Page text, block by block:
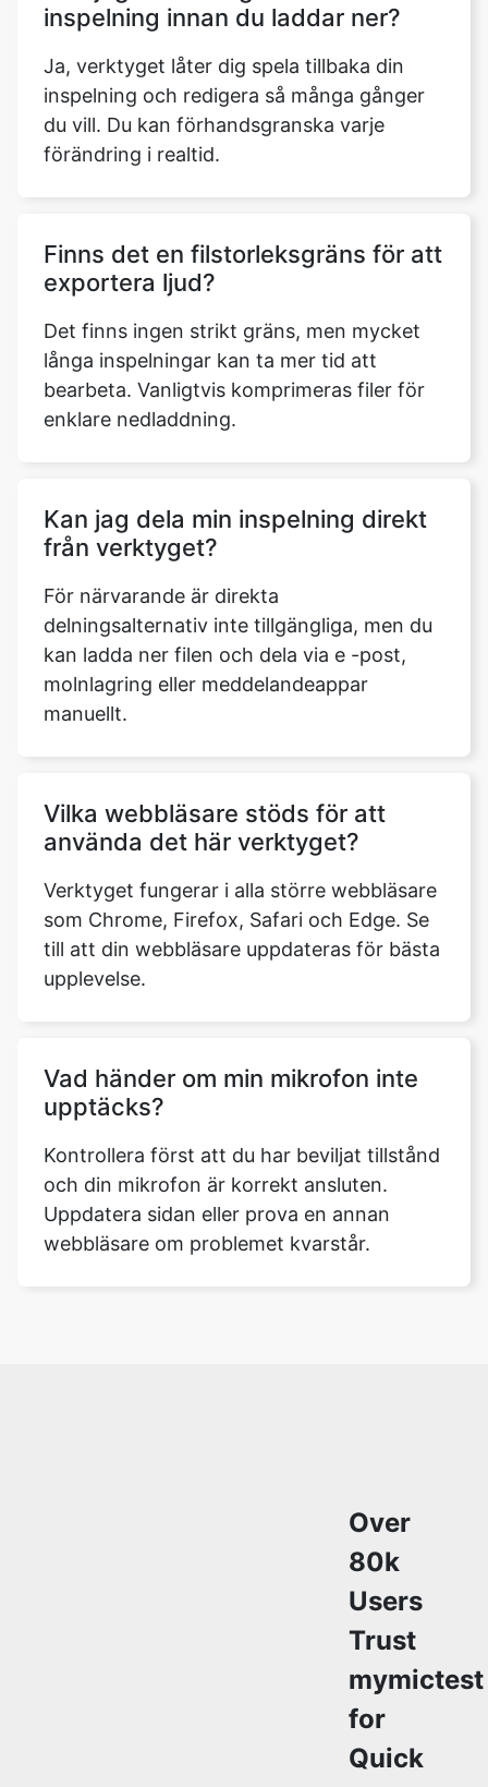
Copy Link
inspelning innan du laddar ner?
Ja, verktyget låter dig spela tillbaka din
inspelning och redigera så många gånger
du vill. Du kan förhandsgranska varje
förändring i realtid.
Finns det en filstorleksgräns för att
exportera ljud?
Det finns ingen strikt gräns, men mycket
långa inspelningar kan ta mer tid att
bearbeta. Vanligtvis komprimeras filer för
enklare nedladdning.
Kan jag dela min inspelning direkt
från verktyget?
För närvarande är direkta
delningsalternativ inte tillgängliga, men du
kan ladda ner filen och dela via e -post,
molnlagring eller meddelandeappar
manuellt.
Vilka webbläsare stöds för att
använda det här verktyget?
Verktyget fungerar i alla större webbläsare
som Chrome, Firefox, Safari och Edge. Se
till att din webbläsare uppdateras för bästa
upplevelse.
Vad händer om min mikrofon inte
upptäcks?
Kontrollera först att du har beviljat tillstånd
och din mikrofon är korrekt ansluten.
Uppdatera sidan eller prova en annan
webbläsare om problemet kvarstår.
Over
80k
Users
Trust
mymictest
for
Quick